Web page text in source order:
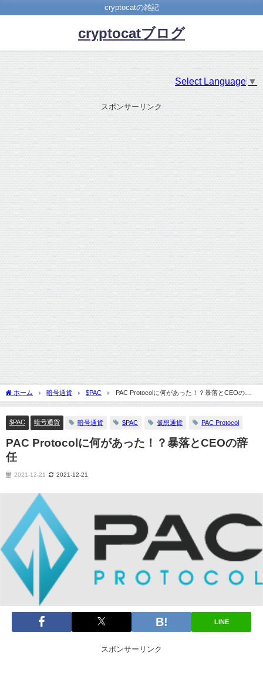
cryptocatの雑記
cryptocatブログ
Select Language ▼
スポンサーリンク
ホーム 暗号通貨 $PAC
PAC Protocolに何があった！？暴落とCEOの辞
任
$PAC 暗号通貨 暗号通貨 $PAC 仮想通貨 PAC Protocol
PAC Protocolに何があった！？暴落とCEOの辞
任
2021-12-21 2021-12-21
LINE
スポンサーリンク